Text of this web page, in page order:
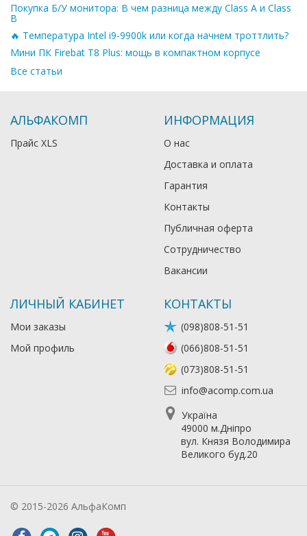
Покупка Б/У монитора: В чем разница между Class A и Class
B
🔥 Температура Intel i9-9900k или когда начнем троттлить?
Мини ПК Firebat T8 Plus: мощь в компактном корпусе
Все статьи
АЛЬФАКОМП
Прайс XLS
ИНФОРМАЦИЯ
О нас
Доставка и оплата
Гарантия
Контакты
Публичная оферта
Сотрудничество
Вакансии
ЛИЧНЫЙ КАБИНЕТ
Мои заказы
Мой профиль
КОНТАКТЫ
(098)808-51-51
(066)808-51-51
(073)808-51-51
info@acomp.com.ua
Україна
49000 м.Дніпро
вул. Князя Володимира
Великого буд.20
© 2015-2026 АльфаКомп